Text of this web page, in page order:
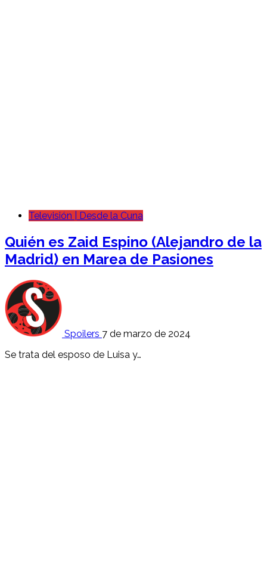
Televisión | Desde la Cuna
Quién es Zaid Espino (Alejandro de la
Madrid) en Marea de Pasiones
Spoilers 7 de marzo de 2024
Se trata del esposo de Luisa y…